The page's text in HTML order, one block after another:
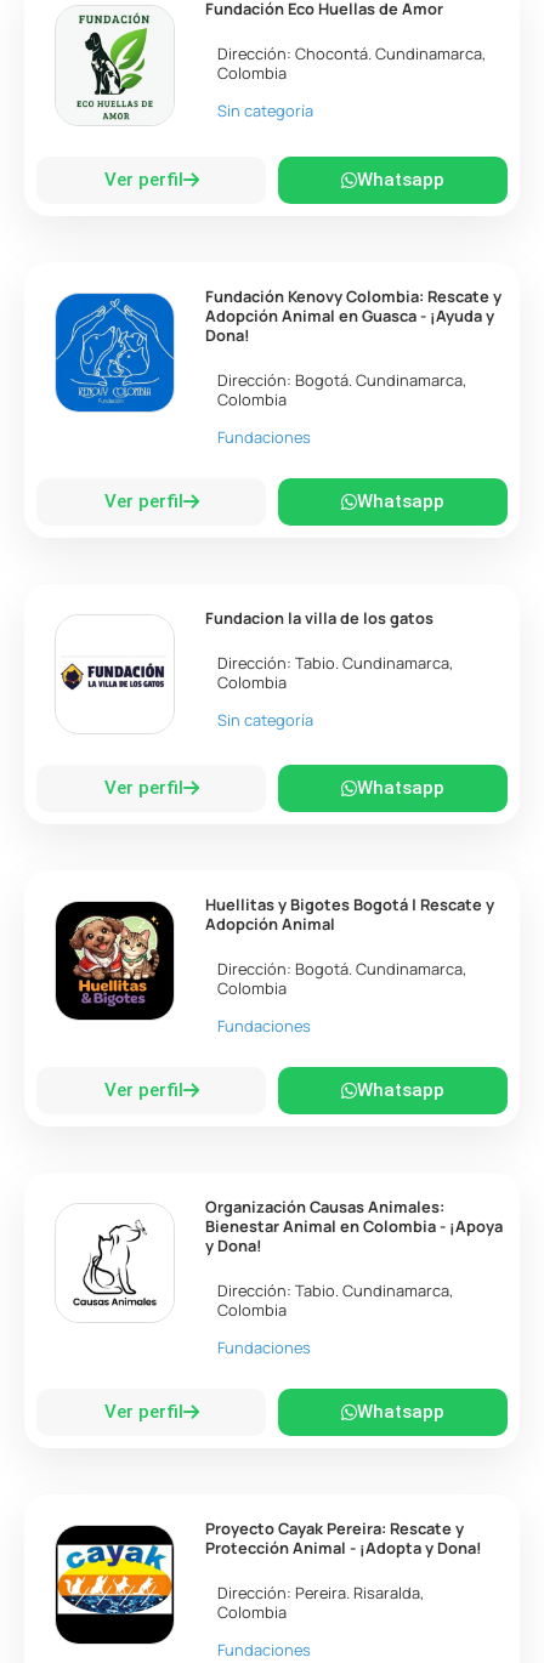
Fundación Eco Huellas de Amor
Dirección:Chocontá.Cundinamarca,
Colombia
Sin categoría
Ver perfil Whatsapp
Fundación Kenovy Colombia: Rescate y
Adopción Animal en Guasca - ¡Ayuda y
Dona!
Dirección: Bogotá.Cundinamarca,
Colombia
Fundaciones
Ver perfil Whatsapp
Fundacion la villa de los gatos
Dirección:Tabio.Cundinamarca,
Colombia
Sin categoría
Ver perfil Whatsapp
Huellitas y Bigotes Bogotá | Rescate y
Adopción Animal
Dirección: Bogotá.Cundinamarca,
Colombia
Fundaciones
Ver perfil Whatsapp
Organización Causas Animales:
Bienestar Animal en Colombia - ¡Apoya
y Dona!
Dirección:Tabio.Cundinamarca,
Colombia
Fundaciones
Ver perfil Whatsapp
Proyecto Cayak Pereira: Rescate y
Protección Animal - ¡Adopta y Dona!
Dirección: Pereira. Risaralda,
Colombia
Fundaciones